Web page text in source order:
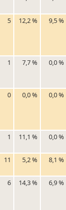
5 12,2 % 9,5 %
1 7,7 % 0,0 %
0 0,0 % 0,0 %
1 11,1 % 0,0 %
11 5,2 % 8,1 %
6 14,3 % 6,9 %